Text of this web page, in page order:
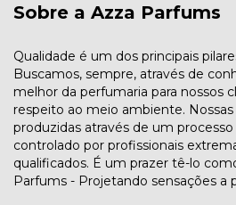
Sobre a Azza Parfums
Qualidade é um dos principais
Buscamos, sempre, através de
melhor da perfumaria para nossos
respeito ao meio ambiente. Nossas
produzidas através de um
controlado por profissionais
qualificados. É um prazer tê-lo
Parfums - Projetando sensações a